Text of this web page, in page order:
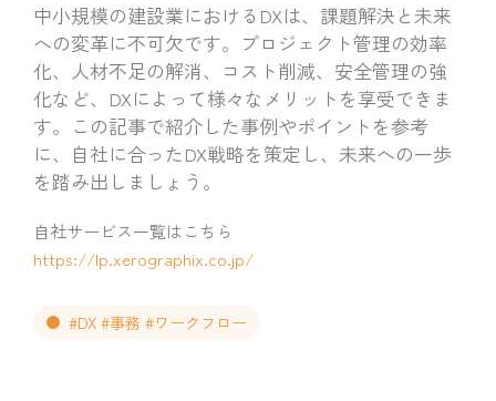
中小規模の建設業におけるDXは、課題解決と未来
への変革に不可欠です。プロジェクト管理の効率
化、人材不足の解消、コスト削減、安全管理の強
化など、DXによって様々なメリットを享受できま
す。この記事で紹介した事例やポイントを参考
に、自社に合ったDX戦略を策定し、未来への一歩
を踏み出しましょう。
自社サービス一覧はこちら
https://lp.xerographix.co.jp/
#DX #事務 #ワークフロー